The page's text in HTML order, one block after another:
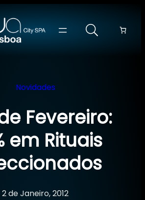
Novidades
Fevereiro:
em Rituais
2 de Janeiro, 2012